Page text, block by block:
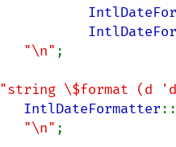
"\n" ;
"string \$format (d
IntlDateFormatter::
"\n" ;